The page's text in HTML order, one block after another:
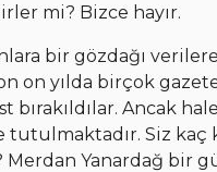
mi? Bizce hayır.
bir gözdağı
on yılda birçok
bırakıldılar. Ancak
tutulmaktadır. Siz
Yanardağ bir